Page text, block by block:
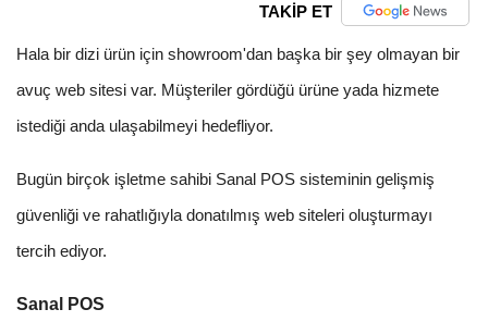
TAKİP ET
Hala bir dizi ürün için showroom'dan başka bir şey olmayan bir
avuç web sitesi var. Müşteriler gördüğü ürüne yada hizmete
istediği anda ulaşabilmeyi hedefliyor.
Bugün birçok işletme sahibi Sanal POS sisteminin gelişmiş
güvenliği ve rahatlığıyla donatılmış web siteleri oluşturmayı
tercih ediyor.
Sanal POS